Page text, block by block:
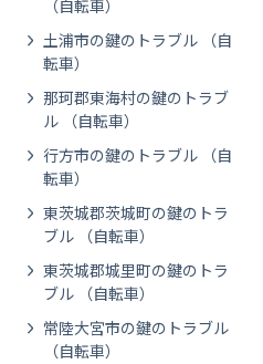
（自転車）
土浦市の鍵のトラブル （自
転車）
那珂郡東海村の鍵のトラブ
ル （自転車）
行方市の鍵のトラブル （自
転車）
東茨城郡茨城町の鍵のトラ
ブル （自転車）
東茨城郡城里町の鍵のトラ
ブル （自転車）
常陸大宮市の鍵のトラブル
（自転車）